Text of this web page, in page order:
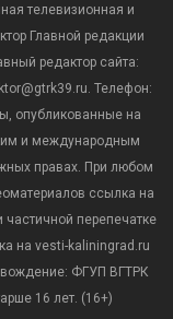
телевизионная и
Главной редакции
редактор сайта:
Телефон:
опубликованные на
и международным
правах. При любом
ссылка на
перепечатке
на vesti-kaliningrad.ru
ФГУП ВГТРК
16 лет. (16+)